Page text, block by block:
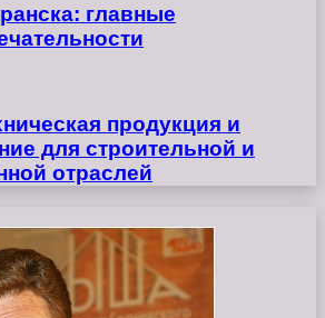
главные
продукция и
для строительной и
отраслей